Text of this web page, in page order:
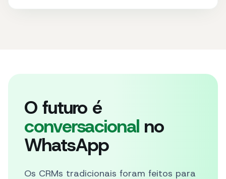
O futuro é
conversacional no
WhatsApp